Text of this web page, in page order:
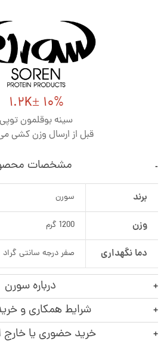
1.2K± 10%
سینه بوقلمون توپی
قبل از ارسال وزن کشی
مشخصات
برند سورن
وزن 1200 گرم
دما نگهداری صفر درجه سانتی گراد
درباره سورن
شرایط همکاری و
خرید حضوری یا خارج